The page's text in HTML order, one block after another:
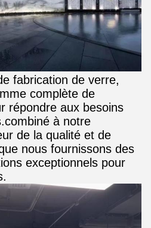
fabrication de verre,
complète de
répondre aux besoins
à notre
de la qualité et de
nous fournissons des
exceptionnels pour